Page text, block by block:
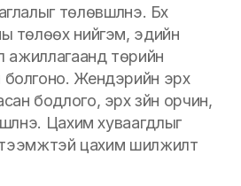
төлөвшүүлнэ. Бүх
төлөөх нийгэм, эдийн
ажиллагаанд төрийн
болгоно. Жендэрийн эрх
бодлого, эрх зүйн орчин,
Цахим хуваагдлыг
цахим шилжилт